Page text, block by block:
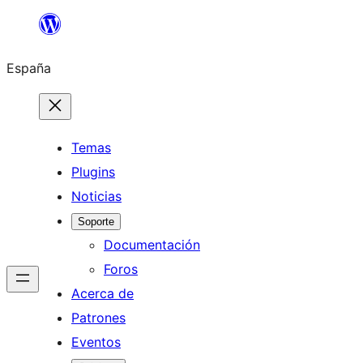
Saltar
contenido
España
Temas
Plugins
Noticias
Soporte
Documentación
Foros
Acerca de
Patrones
Eventos